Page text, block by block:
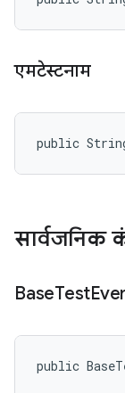
एमटेस्टनाम
public String
सार्वजनिक
BaseTest
public